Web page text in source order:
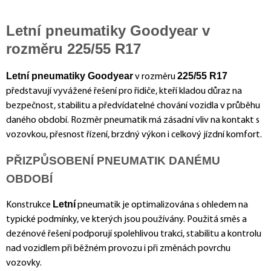
Letní pneumatiky Goodyear v
rozměru 225/55 R17
Letní pneumatiky Goodyearv rozměru225/55 R17
představují vyvážené řešení pro řidiče, kteří kladou důraz na
bezpečnost, stabilitu a předvídatelné chování vozidla v průběhu
daného období. Rozměr pneumatik má zásadní vliv na kontakt s
vozovkou, přesnost řízení, brzdný výkon i celkový jízdní komfort.
PŘIZPŮSOBENÍ PNEUMATIK DANÉMU
OBDOBÍ
Konstrukce Letnípneumatik je optimalizována s ohledem na
typické podmínky, ve kterých jsou používány. Použitá směs a
dezénové řešení podporují spolehlivou trakci, stabilitu a kontrolu
nad vozidlem při běžném provozu i při změnách povrchu
vozovky.